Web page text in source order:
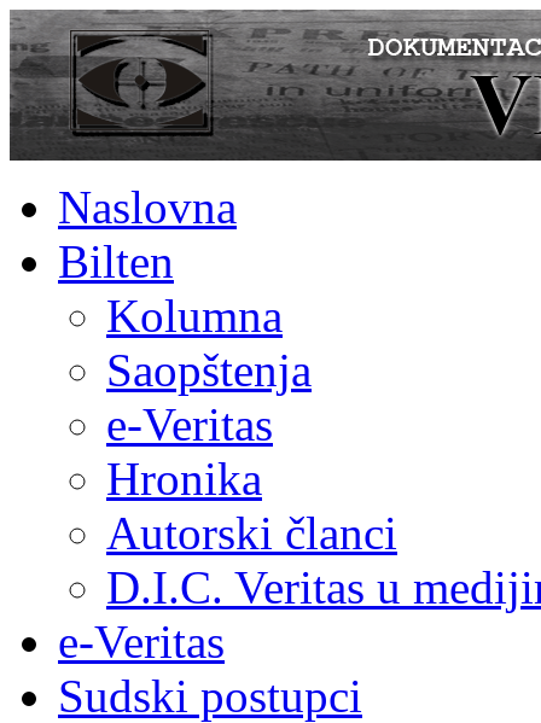
Naslovna
Bilten
Kolumna
Saopštenja
e-Veritas
Hronika
Autorski članci
D.I.C. Veritas u
e-Veritas
Sudski postupci